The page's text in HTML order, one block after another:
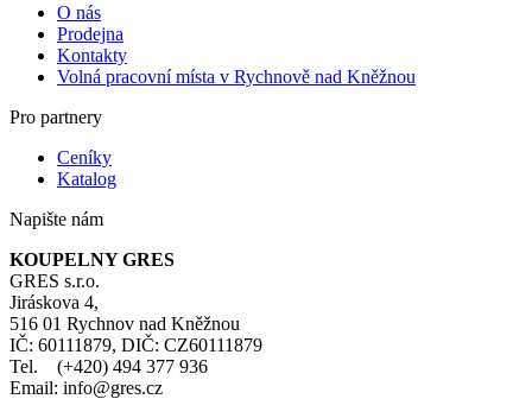
O nás
Prodejna
Kontakty
Volná pracovní místa v Rychnově nad Kněžnou
Pro partnery
Ceníky
Katalog
Napište nám
KOUPELNY GRES
GRES s.r.o.
Jiráskova 4,
516 01 Rychnov nad Kněžnou
IČ: 60111879, DIČ: CZ60111879
Tel. (+420) 494 377 936
Email: info@gres.cz